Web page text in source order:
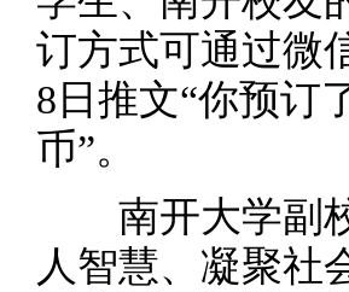
订方式可通过微
8日推文“你预订
币”。
南开大学副校
人智慧、凝聚社